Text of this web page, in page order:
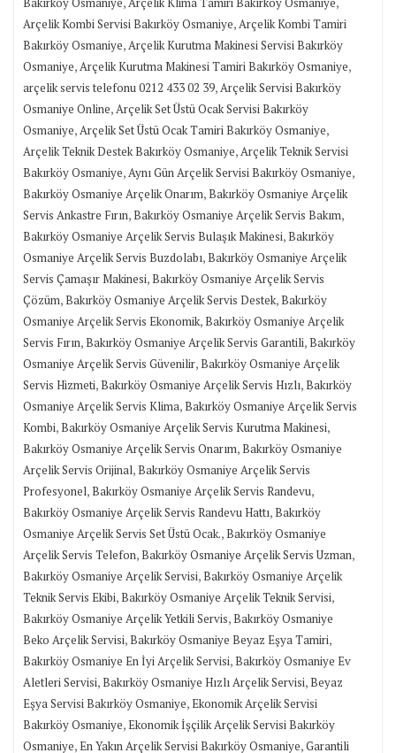
Arçelik Kombi Servisi Bakırköy Osmaniye,Arçelik Kombi Tamiri
Bakırköy Osmaniye,Arçelik Kurutma Makinesi Servisi Bakırköy
Osmaniye,Arçelik Kurutma Makinesi Tamiri Bakırköy Osmaniye,
arçelik servis telefonu 0212 433 02 39,Arçelik Servisi Bakırköy
Osmaniye Online,Arçelik Set Üstü Ocak Servisi Bakırköy
Osmaniye,Arçelik Set Üstü Ocak Tamiri Bakırköy Osmaniye,
Arçelik Teknik Destek Bakırköy Osmaniye,Arçelik Teknik Servisi
Bakırköy Osmaniye,Aynı Gün Arçelik Servisi Bakırköy Osmaniye,
Bakırköy Osmaniye Arçelik Onarım,Bakırköy Osmaniye Arçelik
Servis Ankastre Fırın,Bakırköy Osmaniye Arçelik Servis Bakım,
Bakırköy Osmaniye Arçelik Servis Bulaşık Makinesi,Bakırköy
Osmaniye Arçelik Servis Buzdolabı,Bakırköy Osmaniye Arçelik
Servis Çamaşır Makinesi,Bakırköy Osmaniye Arçelik Servis
Çözüm,Bakırköy Osmaniye Arçelik Servis Destek,Bakırköy
Osmaniye Arçelik Servis Ekonomik,Bakırköy Osmaniye Arçelik
Servis Fırın,Bakırköy Osmaniye Arçelik Servis Garantili,Bakırköy
Osmaniye Arçelik Servis Güvenilir,Bakırköy Osmaniye Arçelik
Servis Hizmeti,Bakırköy Osmaniye Arçelik Servis Hızlı,Bakırköy
Osmaniye Arçelik Servis Klima,Bakırköy Osmaniye Arçelik Servis
Kombi,Bakırköy Osmaniye Arçelik Servis Kurutma Makinesi,
Bakırköy Osmaniye Arçelik Servis Onarım,Bakırköy Osmaniye
Arçelik Servis Orijinal,Bakırköy Osmaniye Arçelik Servis
Profesyonel,Bakırköy Osmaniye Arçelik Servis Randevu,
Bakırköy Osmaniye Arçelik Servis Randevu Hattı,Bakırköy
Osmaniye Arçelik Servis Set Üstü Ocak.,Bakırköy Osmaniye
Arçelik Servis Telefon,Bakırköy Osmaniye Arçelik Servis Uzman,
Bakırköy Osmaniye Arçelik Servisi,Bakırköy Osmaniye Arçelik
Teknik Servis Ekibi,Bakırköy Osmaniye Arçelik Teknik Servisi,
Bakırköy Osmaniye Arçelik Yetkili Servis,Bakırköy Osmaniye
Beko Arçelik Servisi,Bakırköy Osmaniye Beyaz Eşya Tamiri,
Bakırköy Osmaniye En İyi Arçelik Servisi,Bakırköy Osmaniye Ev
Aletleri Servisi,Bakırköy Osmaniye Hızlı Arçelik Servisi,Beyaz
Eşya Servisi Bakırköy Osmaniye,Ekonomik Arçelik Servisi
Bakırköy Osmaniye,Ekonomik İşçilik Arçelik Servisi Bakırköy
Osmaniye,En Yakın Arçelik Servisi Bakırköy Osmaniye,Garantili